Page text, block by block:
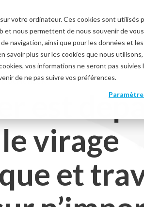
votre ordinateur. Ces cookies sont utilisés
et nous permettent de nous souvenir de
navigation, ainsi que pour les données et
savoir plus sur les cookies que nous
vos informations ne seront pas
de ne pas suivre vos préférences.
MC
est
virage
et